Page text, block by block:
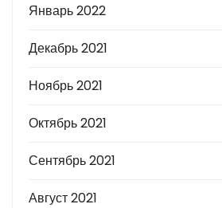
Январь 2022
Декабрь 2021
Ноябрь 2021
Октябрь 2021
Сентябрь 2021
Август 2021